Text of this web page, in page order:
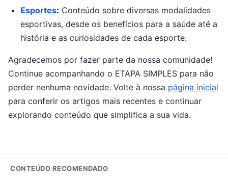
Esportes: Conteúdo sobre diversas modalidades
esportivas, desde os benefícios para a saúde até a
história e as curiosidades de cada esporte.
Agradecemos por fazer parte da nossa comunidade!
Continue acompanhando o ETAPA SIMPLES para não
perder nenhuma novidade. Volte à nossa página inicial
para conferir os artigos mais recentes e continuar
explorando conteúdo que simplifica a sua vida.
CONTEÚDO RECOMENDADO